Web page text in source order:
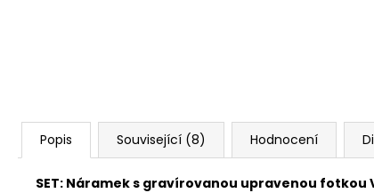
Popis Související (8) Hodnocení
SET: Náramek s gravírovanou upravenou